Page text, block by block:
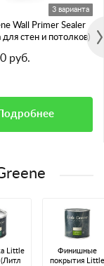
3 варианта
Wall Primer Sealer
для стен и потолков)
руб.
Подробнее
Little
Финишные
покрытия Little